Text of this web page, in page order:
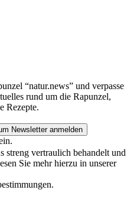
“natur.news” und verpasse
rund um die Rapunzel,
Rezepte.
streng vertraulich behandelt und
Sie mehr hierzu in unserer